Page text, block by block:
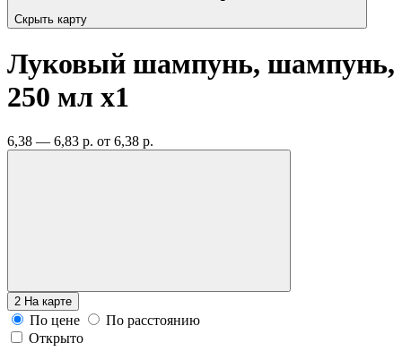
Скрыть карту
Луковый шампунь, шампунь,
250 мл x1
6,38 — 6,83 р. от 6,38 р.
2 На карте
По цене
По расстоянию
Открыто